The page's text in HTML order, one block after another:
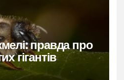
правда про
гігантів